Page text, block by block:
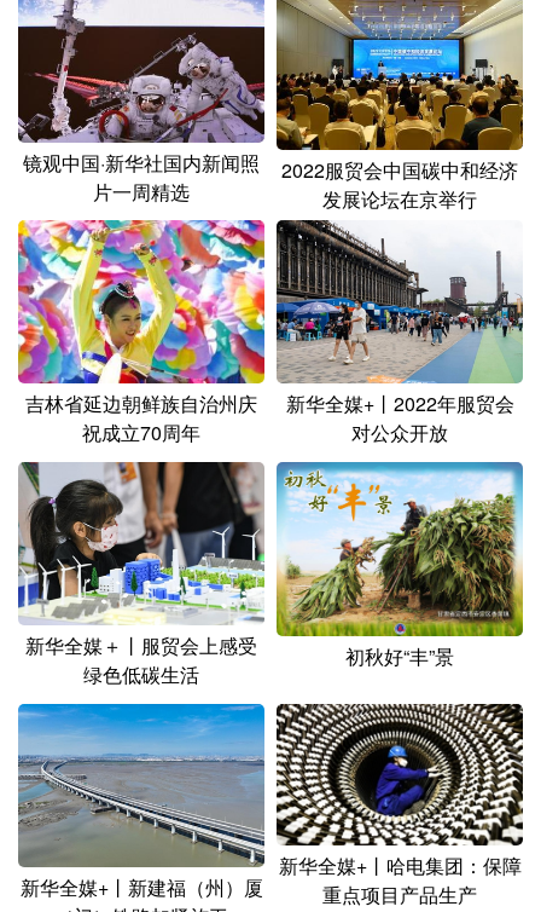
新疆 内蒙古 黑龙江
多语种频道
English Español Français عربى
Русский язык 日本語
Deutsch Português
镜观中国·新华社国内新闻照
片一周精选
2022服贸会中国碳中和经济
发展论坛在京举行
吉林省延边朝鲜族自治州庆
祝成立70周年
新华全媒+丨2022年服贸会
对公众开放
新华全媒＋丨服贸会上感受
绿色低碳生活
初秋好“丰”景
新华全媒+丨新建福（州）厦
新华全媒+丨哈电集团：保障
重点项目产品生产